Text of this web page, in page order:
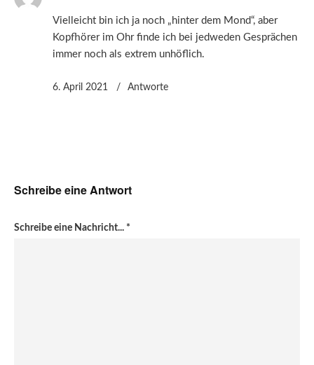
Vielleicht bin ich ja noch „hinter dem Mond“, aber
Kopfhörer im Ohr finde ich bei jedweden Gesprächen
immer noch als extrem unhöflich.
6. April 2021 Antworte
Schreibe eine Antwort
Schreibe eine Nachricht... *